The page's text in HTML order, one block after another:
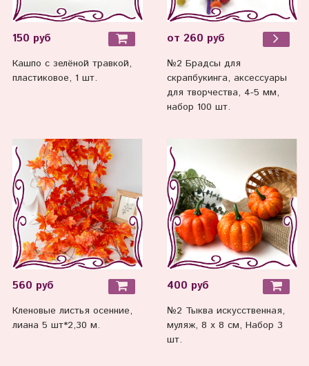
150 руб
Кашпо с зелёной травкой,
пластиковое, 1 шт.
от 260 руб
№2 Брадсы для
скрапбукинга, аксессуары
для творчества, 4-5 мм,
набор 100 шт.
560 руб
Кленовые листья осенние,
лиана 5 шт*2,30 м.
400 руб
№2 Тыква искусственная,
муляж, 8 х 8 см, Набор 3
шт.